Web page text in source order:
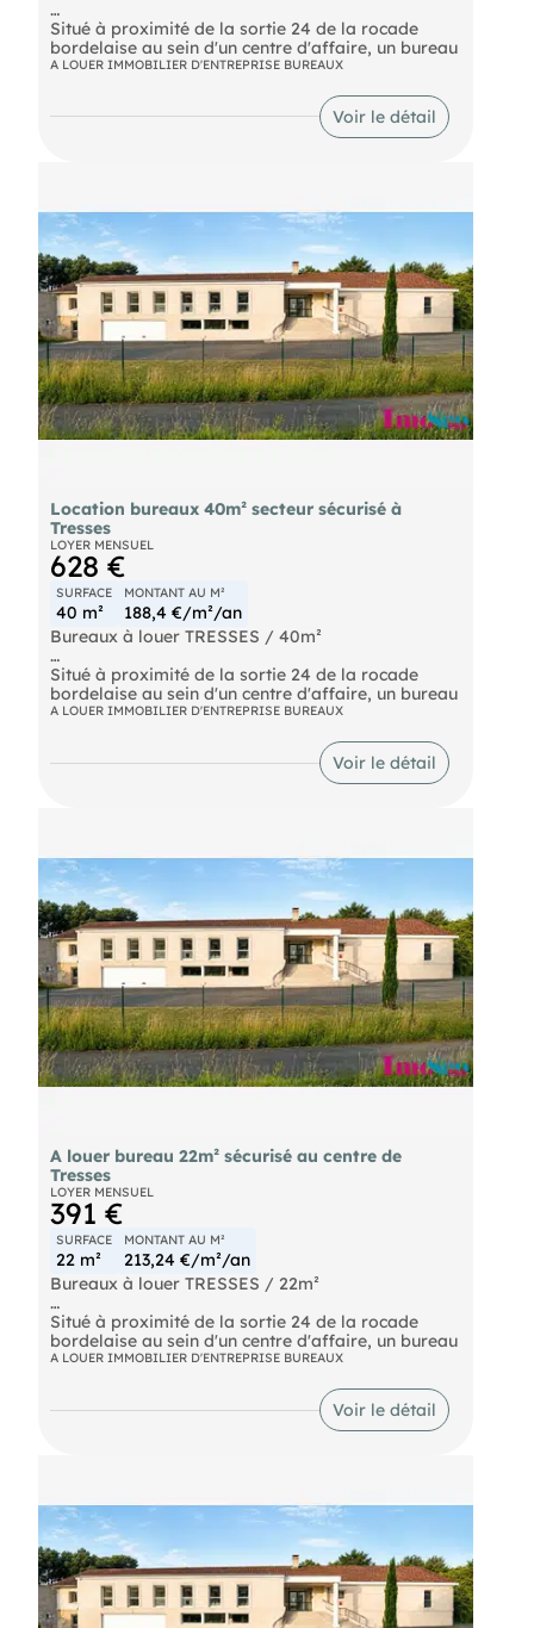
Situé à proximité de la sortie 24 de la rocade
bordelaise au sein d'un centre d'affaire, un bureau
à louer d'une surface d'environ 23m². Site
vidéosurveillance. Deux portails d'accès ouverts
de 7h30 à 20h30, avec code d'accès disponible en
dehors de ces horaires. Raccordement fibre
réversible.
A LOUER IMMOBILIER D'ENTREPRISE BUREAUX
Voir le détail
Location bureaux 40m² secteur sécurisé à
Tresses
LOYER MENSUEL
628 €
SURFACE
40 m²
MONTANT AU M²
188,4 €/m²/an
Bureaux à louer TRESSES / 40m²
Situé à proximité de la sortie 24 de la rocade
bordelaise au sein d'un centre d'affaire, un bureau
à louer d'une surface d'environ 40m². Site
vidéosurveillance. Deux portails d'accès ouverts
de 7h30 à 20h30, avec code d'accès disponible en
dehors de ces horaires. Raccordement fibre
réversible.
A LOUER IMMOBILIER D'ENTREPRISE BUREAUX
Voir le détail
A louer bureau 22m² sécurisé au centre de
Tresses
LOYER MENSUEL
391 €
SURFACE
22 m²
MONTANT AU M²
213,24 €/m²/an
Bureaux à louer TRESSES / 22m²
Situé à proximité de la sortie 24 de la rocade
bordelaise au sein d'un centre d'affaire, un bureau
à louer d'une surface d'environ 22m². Site
vidéosurveillance. Deux portails d'accès ouverts
de 7h30 à 20h30, avec code d'accès disponible en
dehors de ces horaires. Raccordement fibre
réversible.
A LOUER IMMOBILIER D'ENTREPRISE BUREAUX
Voir le détail